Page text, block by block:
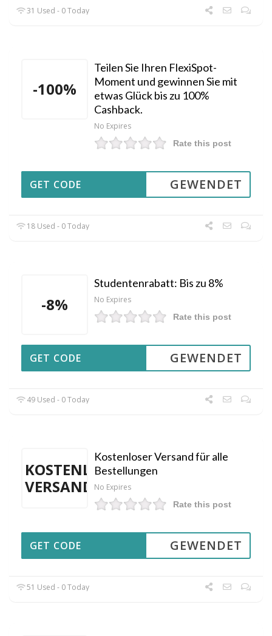
31 Used - 0 Today
-100%
Teilen Sie Ihren FlexiSpot-
Moment und gewinnen Sie mit
etwas Glück bis zu 100%
Cashback.
No Expires
Rate this post
GEWENDET
GET CODE
18 Used - 0 Today
-8%
Studentenrabatt: Bis zu 8%
No Expires
Rate this post
GEWENDET
GET CODE
49 Used - 0 Today
KOSTENLOSER
VERSAND
Kostenloser Versand für alle
Bestellungen
No Expires
Rate this post
GEWENDET
GET CODE
51 Used - 0 Today